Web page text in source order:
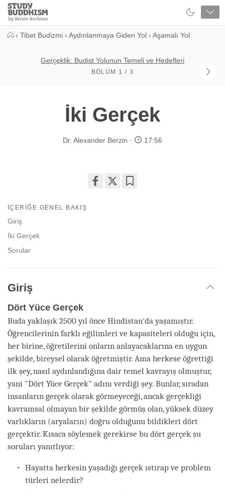
Close
Study
Buddhism
› Tibet Budizmi › Aydınlanmaya Giden Yol › Aşamalı Yol
Gerçeklik: Budist Yolunun Temeli ve Hedefleri
BÖLÜM 1 / 3
İki Gerçek
Dr. Alexander Berzin 17:56
İÇERIĞE GENEL BAKIŞ
Giriş
İki Gerçek
Sorular
Giriş
Dört Yüce Gerçek
Buda yaklaşık 2500 yıl önce Hindistan'da yaşamıştır.
Öğrencilerinin farklı eğilimleri ve kapasiteleri olduğu için,
her birine, öğretilerini onların anlayacaklarına en uygun
şekilde, bireysel olarak öğretmiştir. Ama herkese öğrettiği
ilk şey, nasıl aydınlandığına dair temel kavrayış olmuştur,
yani "Dört Yüce Gerçek" adını verdiği şey. Bunlar, sıradan
insanların gerçek olarak görmeyeceği, ancak gerçekliği
kavramsal olmayan bir şekilde görmüş olan, yüksek düzey
varlıkların (aryaların) doğru olduğunu bildikleri dört
gerçektir. Kısaca söylemek gerekirse bu dört gerçek şu
soruları yanıtlıyor:
Hayatta herkesin yaşadığı gerçek ıstırap ve problem
türleri nelerdir?